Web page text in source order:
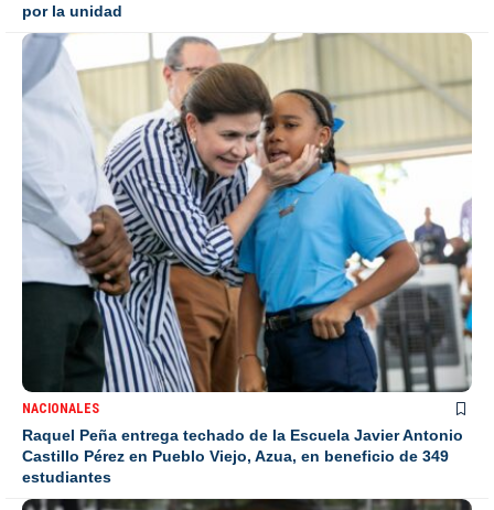
por la unidad
NACIONALES
Raquel Peña entrega techado de la Escuela Javier Antonio
Castillo Pérez en Pueblo Viejo, Azua, en beneficio de 349
estudiantes